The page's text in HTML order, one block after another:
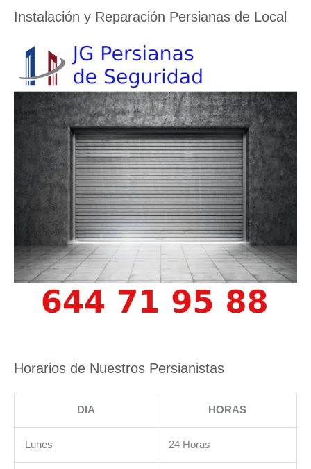
Instalación y Reparación Persianas de Local
Horarios de Nuestros Persianistas
DIA HORAS
Lunes 24 Horas